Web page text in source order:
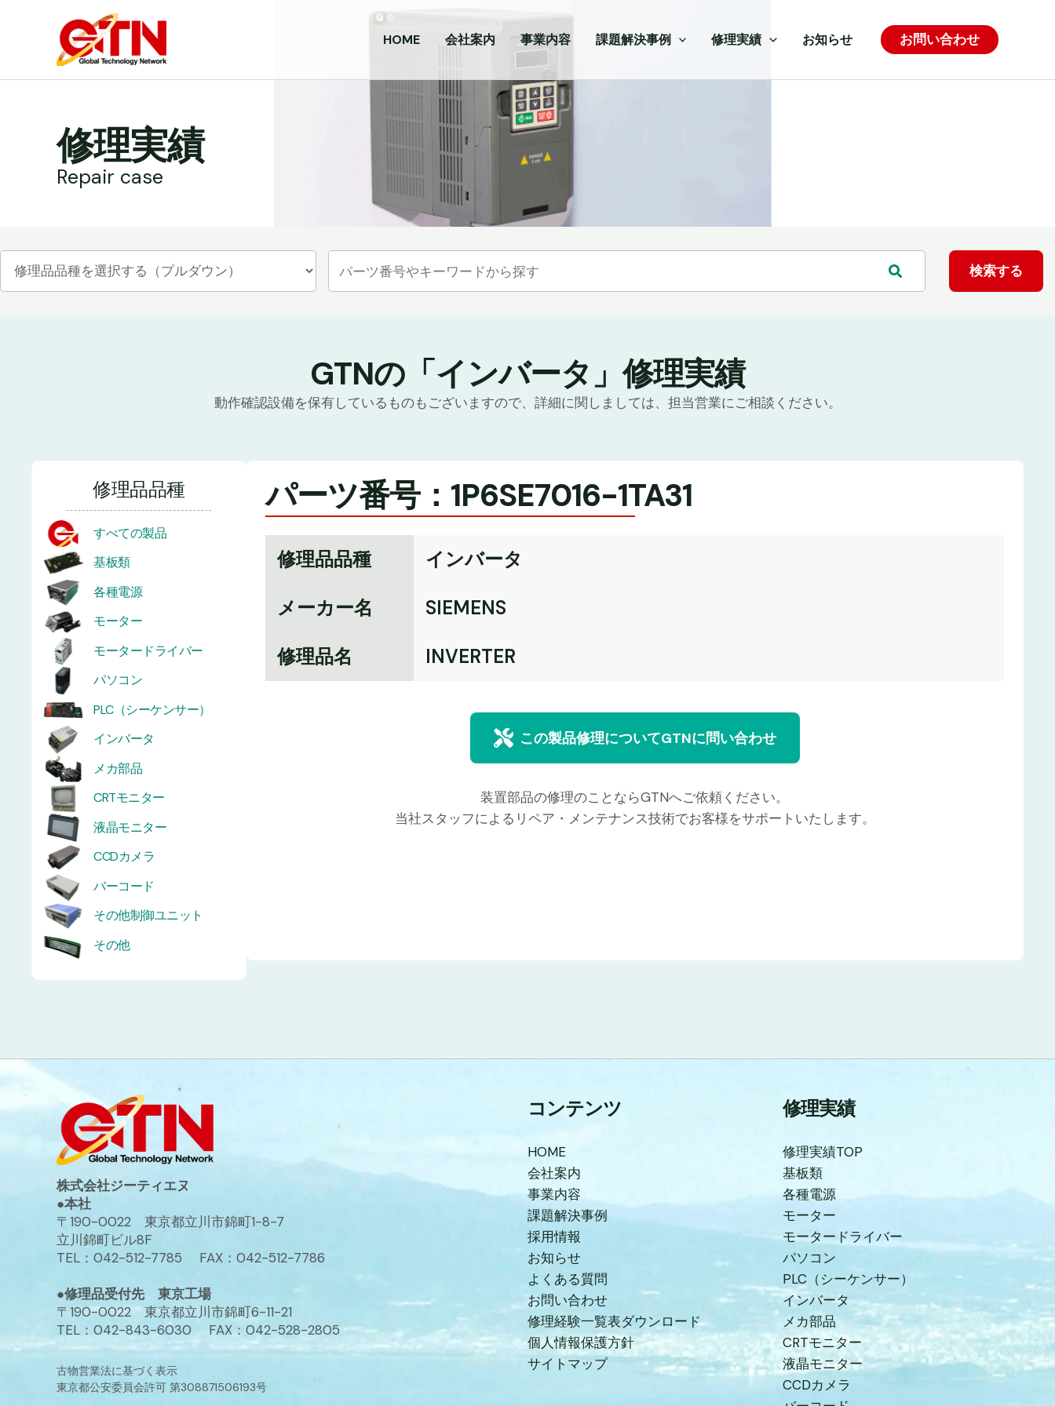
HOME 会社案内 事業内容 課題解決事例 修理実績 お知らせ お問い合わせ
修理実績
Repair case
GTNの「インバータ」修理実績
動作確認設備を保有しているものもございますので、詳細に関しましては、担当営業にご相談ください。
修理品品種
すべての製品
基板類
各種電源
モーター
モータードライバー
パソコン
PLC（シーケンサー）
インバータ
メカ部品
CRTモニター
液晶モニター
CCDカメラ
バーコード
その他制御ユニット
その他
パーツ番号：1P6SE7016-1TA31
修理品品種
インバータ
メーカー名
SIEMENS
修理品名
INVERTER
この製品修理についてGTNに問い合わせ
装置部品の修理のことならGTNへご依頼ください。
当社スタッフによるリペア・メンテナンス技術でお客様をサポートいたします。
株式会社ジーティエヌ
●本社
〒190-0022 東京都立川市錦町1-8-7
立川錦町ビル8F
TEL：042-512-7785 FAX：042-512-7786
●修理品受付先 東京工場
〒190-0022 東京都立川市錦町6-11-21
TEL：042-843-6030 FAX：042-528-2805
古物営業法に基づく表示
東京都公安委員会許可 第308871506193号
コンテンツ
HOME
会社案内
事業内容
課題解決事例
採用情報
お知らせ
よくある質問
お問い合わせ
修理経験一覧表ダウンロード
個人情報保護方針
サイトマップ
修理実績
修理実績TOP
基板類
各種電源
モーター
モータードライバー
パソコン
PLC（シーケンサー）
インバータ
メカ部品
CRTモニター
液晶モニター
CCDカメラ